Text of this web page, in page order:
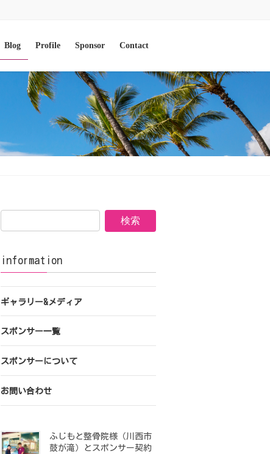
Blog Profile Sponsor Contact
information
ギャラリー&メディア
スポンサー一覧
スポンサーについて
お問い合わせ
ふじもと整骨院様（川西市
鼓が滝）とスポンサー契約